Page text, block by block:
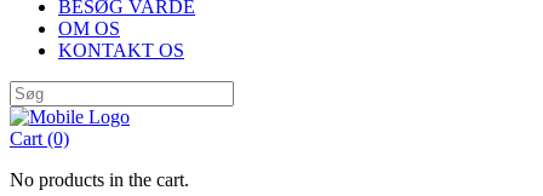
BESØG VARDE
OM OS
KONTAKT OS
Cart (0)
No products in the cart.